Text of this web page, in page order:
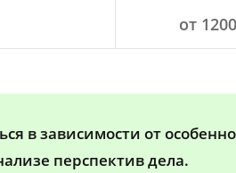
от
в зависимости от
перспектив дела.